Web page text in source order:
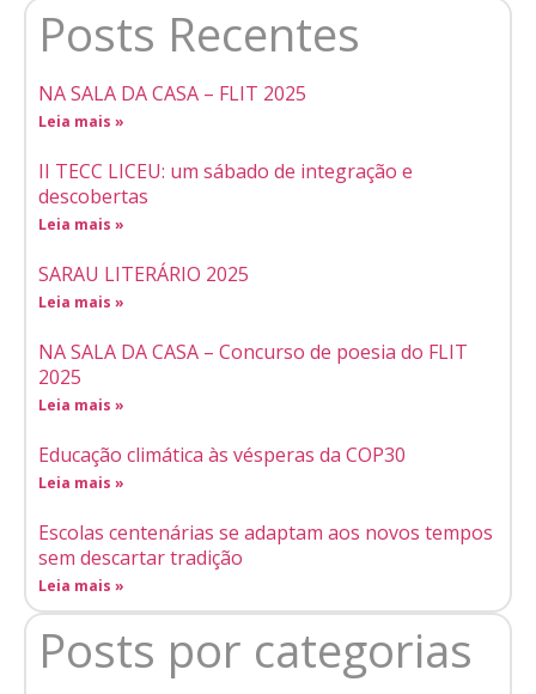
Posts Recentes
NA SALA DA CASA – FLIT 2025
Leia mais »
II TECC LICEU: um sábado de integração e
descobertas
Leia mais »
SARAU LITERÁRIO 2025
Leia mais »
NA SALA DA CASA – Concurso de poesia do FLIT
2025
Leia mais »
Educação climática às vésperas da COP30
Leia mais »
Escolas centenárias se adaptam aos novos tempos
sem descartar tradição
Leia mais »
Posts por categorias